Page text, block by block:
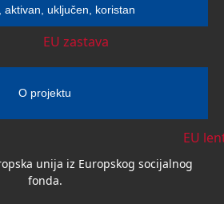
aktivan, uključen, koristan
O projektu
unija iz Europskog socijalnog
fonda.